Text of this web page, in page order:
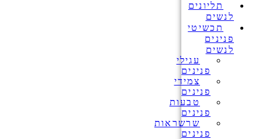
תליונים
לנשים
תכשיטי
פנינים
לנשים
עגילי
פנינים
צמידי
פנינים
טבעות
פנינים
שרשראות
פנינים